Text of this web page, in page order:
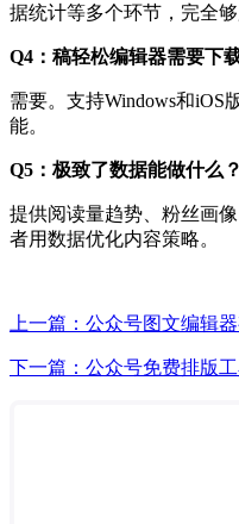
据统计等多个环节，完全够
Q4：稿轻松编辑器需要下
需要。支持Windows和iOS
能。
Q5：极致了数据能做什么？
提供阅读量趋势、粉丝画
者用数据优化内容策略。
上一篇：公众号图文编辑
下一篇：公众号免费排版